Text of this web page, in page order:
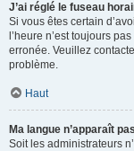
J’ai réglé le fuseau
Si vous êtes certain
l’heure n’est toujours
erronée. Veuillez
problème.
Haut
Ma langue n’apparaît
Soit les administrateurs